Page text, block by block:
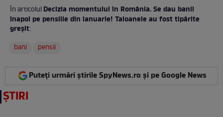
În articolulDecizia momentului în România. Se dau banii
înapoi pe pensiile din ianuarie! Taloanele au fost tipărite
greșit:
bani
pensii
Puteți urmări știrile SpyNews.ro și pe Google News
ȘTIRI